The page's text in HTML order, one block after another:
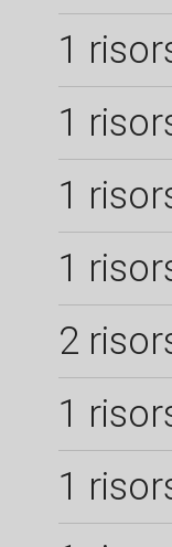
1
1
1
1
2
1
1